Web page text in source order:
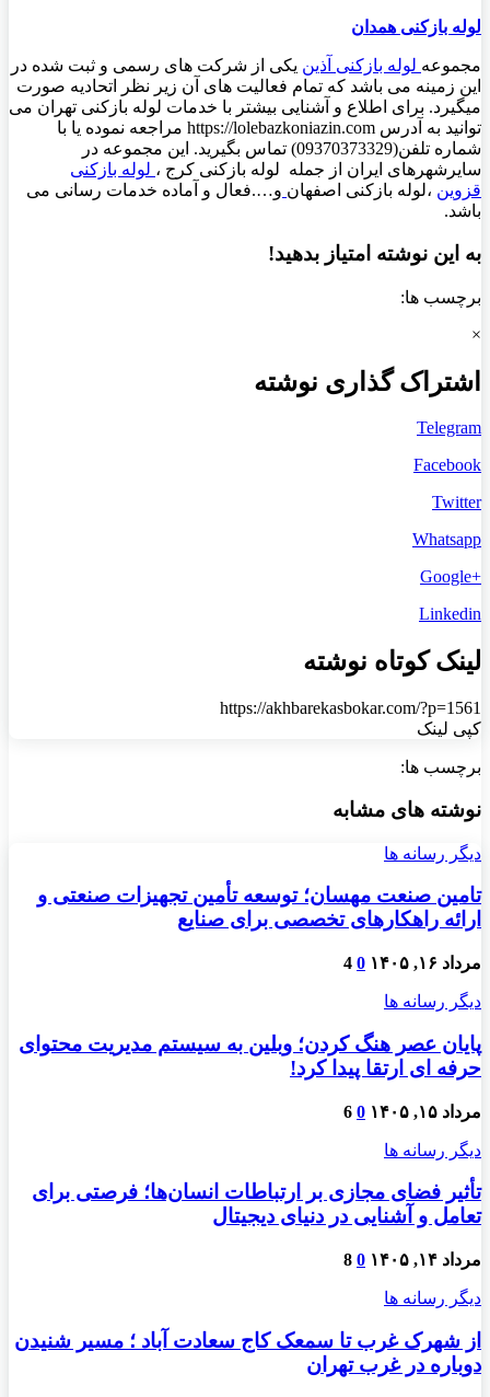
لوله بازکنی همدان
مجموعه لوله بازکنی آذین یکی از شرکت های رسمی و ثبت شده در
این زمینه می باشد که تمام فعالیت های آن زیر نظر اتحادیه صورت
میگیرد. برای اطلاع و آشنایی بیشتر با خدمات لوله بازکنی تهران می
توانید به آدرس https://lolebazkoniazin.com مراجعه نموده یا با
شماره تلفن(09370373329) تماس بگیرید. این مجموعه در
سایرشهرهای ایران از جمله لوله بازکنی کرج ، لوله بازکنی
قزوین ،لوله بازکنی اصفهان و….فعال و آماده خدمات رسانی می
باشد.
به این نوشته امتیاز بدهید!
برچسب ها:
×
اشتراک گذاری نوشته
Telegram
Facebook
Twitter
Whatsapp
+Google
Linkedin
لینک کوتاه نوشته
https://akhbarekasbokar.com/?p=1561
کپی لینک
برچسب ها:
نوشته های مشابه
دیگر رسانه ها
تامین صنعت مهسان؛ توسعه تأمین تجهیزات صنعتی و
ارائه راهکارهای تخصصی برای صنایع
مرداد ۱۶, ۱۴۰۵ 0
4
دیگر رسانه ها
پایان عصر هنگ کردن؛ وبلین به سیستم مدیریت محتوای
حرفه ای ارتقا پیدا کرد!
مرداد ۱۵, ۱۴۰۵ 0
6
دیگر رسانه ها
تأثیر فضای مجازی بر ارتباطات انسان‌ها؛ فرصتی برای
تعامل و آشنایی در دنیای دیجیتال
مرداد ۱۴, ۱۴۰۵ 0
8
دیگر رسانه ها
از شهرک غرب تا سمعک کاج سعادت آباد ؛ مسیر شنیدن
دوباره در غرب تهران